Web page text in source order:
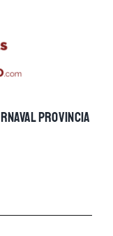
PROVINCIA